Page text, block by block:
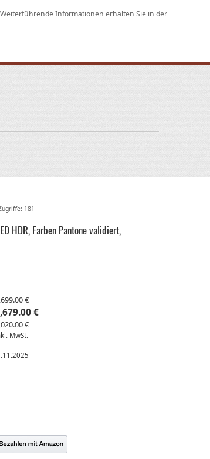
Informationen erhalten Sie in der
181
HDR, Farben Pantone validiert,
€
€
€
MwSt.